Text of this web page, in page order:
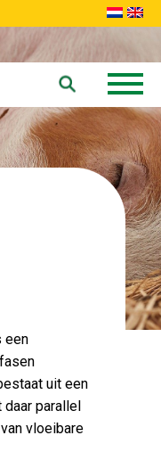
een
uit een
parallel
vloeibare